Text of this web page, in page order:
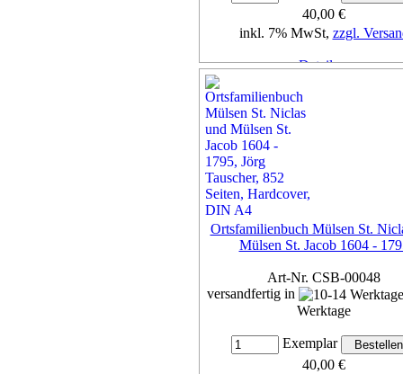
40,00 €
inkl. 7% MwSt, zzgl.
Details...
Ortsfamilienbuch Mülsen St.
Mülsen St. Jacob 1604 -
Art-Nr. CSB-00048
versandfertig in
Werktage
Exemplar
40,00 €